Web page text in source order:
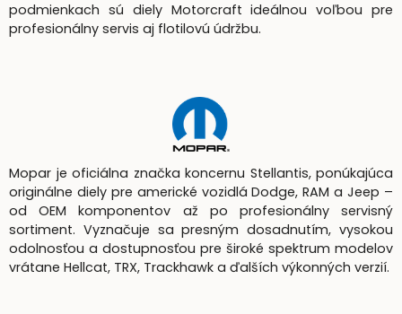
podmienkach sú diely Motorcraft ideálnou voľbou pre
profesionálny servis aj flotilovú údržbu.
Mopar je oficiálna značka koncernu Stellantis, ponúkajúca
originálne diely pre americké vozidlá Dodge, RAM a Jeep –
od OEM komponentov až po profesionálny servisný
sortiment. Vyznačuje sa presným dosadnutím, vysokou
odolnosťou a dostupnosťou pre široké spektrum modelov
vrátane Hellcat, TRX, Trackhawk a ďalších výkonných verzií.